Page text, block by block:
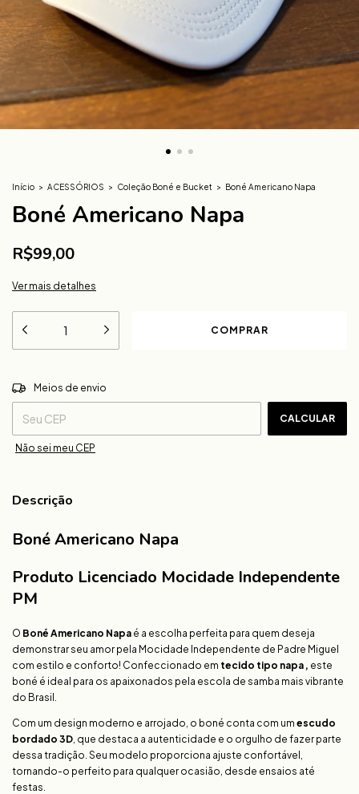
Início > ACESSÓRIOS > Coleção Boné e Bucket > Boné Americano Napa
Boné Americano Napa
R$99,00
Ver mais detalhes
Entregas para o CEP:
Meios de envio
CALCULAR
Não sei meu CEP
Descrição
Boné Americano Napa
Produto Licenciado Mocidade Independente
PM
O Boné Americano Napa é a escolha perfeita para quem deseja
demonstrar seu amor pela Mocidade Independente de Padre Miguel
com estilo e conforto! Confeccionado em tecido tipo napa , este
boné é ideal para os apaixonados pela escola de samba mais vibrante
do Brasil.
Com um design moderno e arrojado, o boné conta com um escudo
bordado 3D, que destaca a autenticidade e o orgulho de fazer parte
dessa tradição. Seu modelo proporciona ajuste confortável,
tornando-o perfeito para qualquer ocasião, desde ensaios até
festas.